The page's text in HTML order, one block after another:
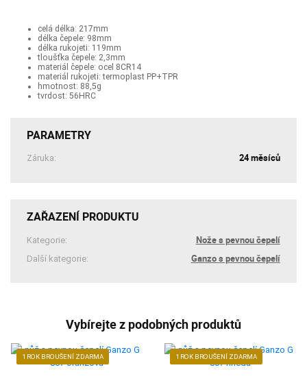
celá délka: 217mm
délka čepele: 98mm
délka rukojeti: 119mm
tloušťka čepele: 2,3mm
materiál čepele: ocel 8CR14
materiál rukojeti: termoplast PP+TPR
hmotnost: 88,5g
tvrdost: 56HRC
PARAMETRY
Záruka: 24 měsíců
ZAŘAZENÍ PRODUKTU
Kategorie: Nože s pevnou čepelí
Další kategorie: Ganzo s pevnou čepelí
Vybírejte z podobných produktů
1 ROK BROUŠENÍ ZDARMA 1 ROK BROUŠENÍ ZDARMA